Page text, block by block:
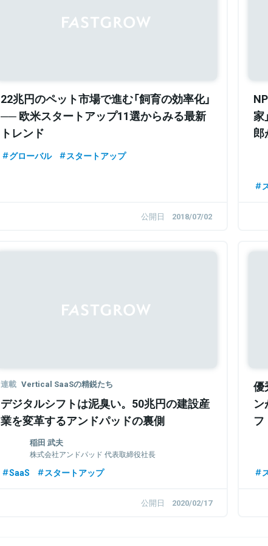
22兆円のペット市場で進む「飼育の効率化」
── 欧米スタートアップ11選からみる最新
トレンド
グローバル スタートアップ
公開日 2018/07/02
家
郎
連載 Vertical SaaSの精鋭たち
デジタルシフトは泥臭い。50兆円の建設産
業を変革するアンドパッドの裏側
稲田 武夫
株式会社アンドパッド 代表取締役社長
SaaS スタートアップ
公開日 2020/02/17
優